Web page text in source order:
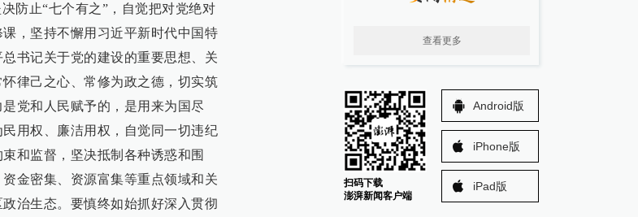
防止“七个有之”，自觉把对党绝对
，坚持不懈用习近平新时代中国特
书记关于党的建设的重要思想、关
律己之心、常修为政之德，切实筑
党和人民赋予的，是用来为国尽
用权、廉洁用权，自觉同一切违纪
和监督，坚决抵制各种诱惑和围
金密集、资源富集等重点领域和关
治生态。要慎终如始抓好深入贯彻
查看更多
扫码下载
澎湃新闻客户端
Android版
iPhone版
iPad版